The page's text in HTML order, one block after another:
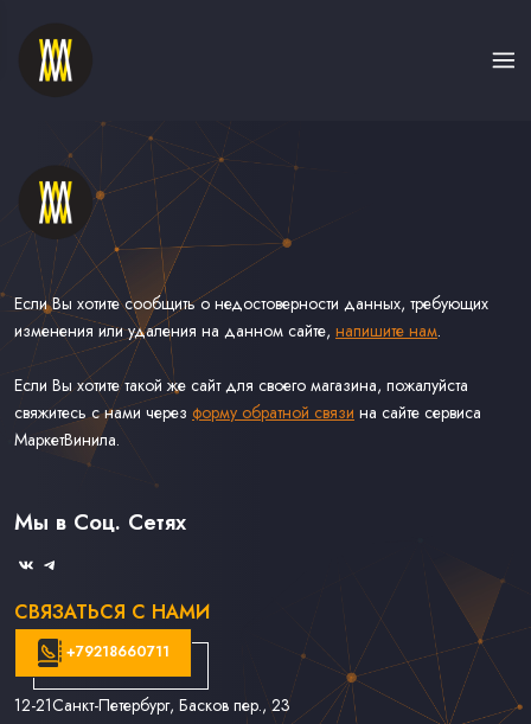
Если Вы хотите сообщить о недостоверности данных, требующих
изменения или удаления на данном сайте, напишите нам.
Если Вы хотите такой же сайт для своего магазина, пожалуйста
свяжитесь с нами через форму обратной связи на сайте сервиса
МаркетВинила.
Каталог Винила, CD и Кассет
Доставка и Оплата
Мы в Соц. Сетях
СВЯЗАТЬСЯ С НАМИ
+79218660711
12-21Санкт-Петербург, Басков пер., 23